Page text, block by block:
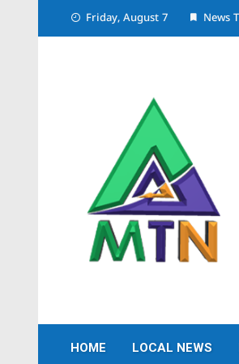
Friday, August 7 News
HOME LOCAL NEWS